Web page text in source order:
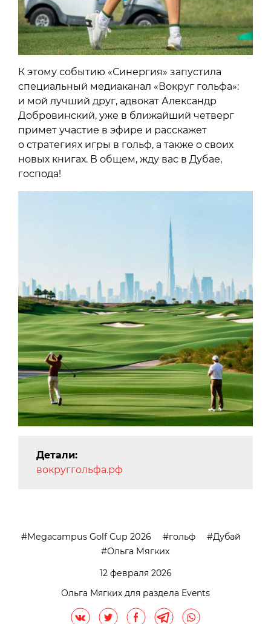
К этому событию «Синергия» запустила
специальный медиаканал «Вокруг гольфа»:
и мой лучший друг, адвокат Александр
Добровинский, уже в ближайший четверг
примет участие в эфире и расскажет
о стратегиях игры в гольф, а также о своих
новых книгах. В общем, жду вас в Дубае,
господа!
Детали:
вокруггольфа.рф
Megacampus Golf Cup 2026 гольф
Дубай
Ольга Мягких
12 февраля 2026
Ольга Мягких для раздела Events